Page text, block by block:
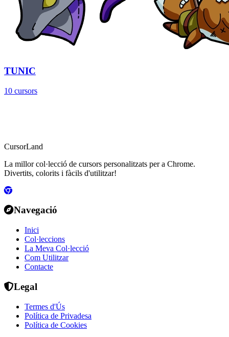
TUNIC
10 cursors
CursorLand
La millor col·lecció de cursors personalitzats per a Chrome.
Divertits, colorits i fàcils d'utilitzar!
Navegació
Inici
Col·leccions
La Meva Col·lecció
Com Utilitzar
Contacte
Legal
Termes d'Ús
Política de Privadesa
Política de Cookies